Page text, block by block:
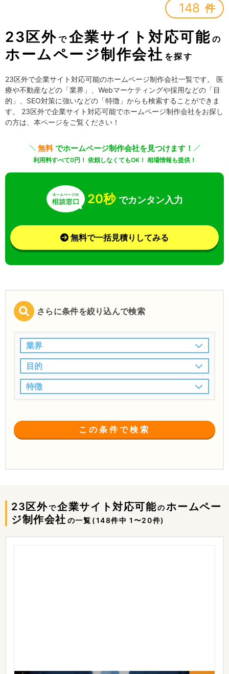
148 件
23区外 で 企業サイト対応可能 の
ホームページ制作会社 を探す
23区外で企業サイト対応可能のホームページ制作会社一覧です。 医
療や不動産などの「業界」、Webマーケティングや採用などの「目
的」、SEO対策に強いなどの「特徴」からも検索することができま
す。 23区外で企業サイト対応可能でホームページ制作会社をお探し
の方は、本ページをご覧ください！
無料でホームページ制作会社を見つけます！
利用料すべて0円！ 依頼しなくてもOK！ 相場情報も提供！
20秒 でカンタン入力
無料で一括見積りしてみる
さらに条件を絞り込んで検索
業界
目的
特徴
この条件で検索
23区外で企業サイト対応可能の ホームペー
ジ制作会社 の一覧 (148件中 1〜20件)